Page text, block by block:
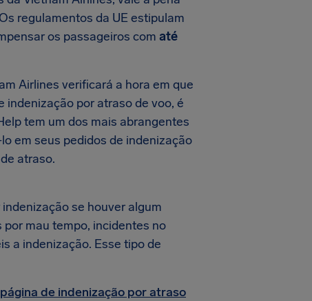
regulamentos da UE estipulam
os passageiros com até
Airlines verificará a hora em que
indenização por atraso de voo, é
tem um dos mais abrangentes
em seus pedidos de indenização
atraso.
se houver algum
mau tempo, incidentes no
a indenização. Esse tipo de
página de indenização por atraso